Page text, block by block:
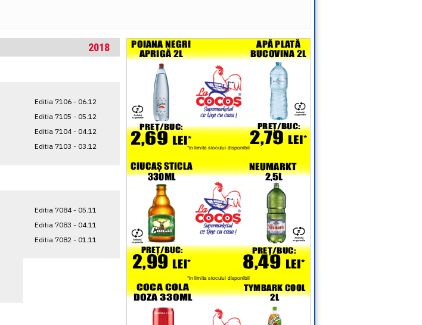
2018
Editia 7106 - 06.12
Editia 7105 - 05.12
Editia 7104 - 04.12
Editia 7103 - 03.12
Editia 7084 - 05.11
Editia 7083 - 04.11
Editia 7082 - 01.11